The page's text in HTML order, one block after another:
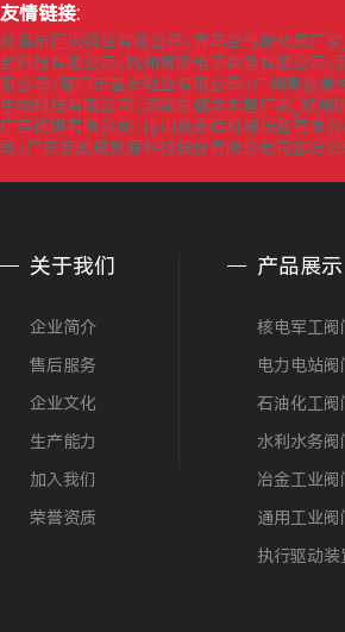
友情链接:
慈溪市巨火铜业有限公司 青岛空气能热泵厂
封科技有限公司
杭州赛隆电子商务有限公司
限公司
厦门市首步鞋业有限公司 广州贵俪堂
生物科技有限公司
河南防腐木木屋厂家_郑州
广告传媒有限公司
昆山晟嘉辉机械设备有限公
司 广东新励成教育科技股份有限公司花都分公
关于我们
企业简介
售后服务
企业文化
生产能力
加入我们
荣誉资质
产品展示
核电军工阀
电力电站阀
石油化工阀
水利水务阀
冶金工业阀
通用工业阀
执行驱动装